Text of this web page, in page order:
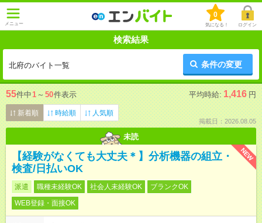
メニュー
0
気になる！ ログイン
検索結果
北府のバイト一覧 条件の変更
55件中1 ～ 50件表示 平均時給: 1,416 円
新着順 時給順 人気順
掲載日：2026.08.05
未読
NEW
【経験がなくても大丈夫＊】分析機器の組立・
検査/日払いOK
派遣 職種未経験OK 社会人未経験OK
ブランクOK
WEB登録・面接OK